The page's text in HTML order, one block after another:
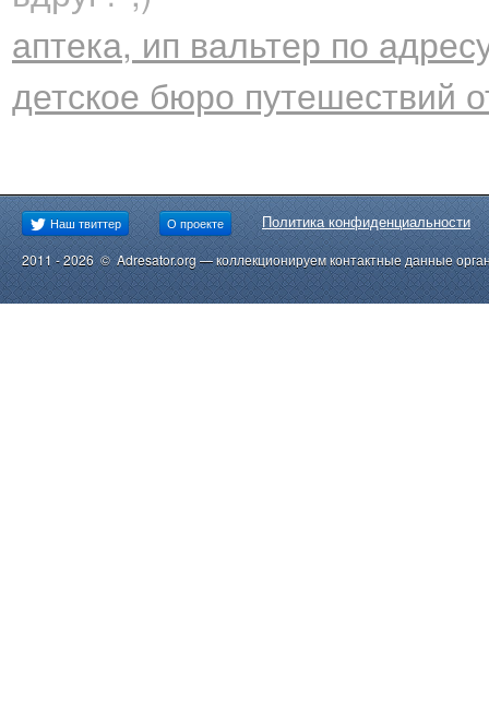
аптека, ип вальтер по
детское бюро путешествий
Наш твиттер О проекте Политика конфиденциальности
2011 - 2026 © Adresator.org — коллекционируем контактные данные